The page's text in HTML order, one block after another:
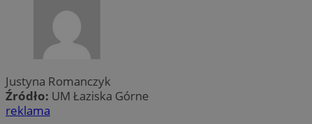
Justyna Romanczyk
Źródło: UM Łaziska Górne
reklama